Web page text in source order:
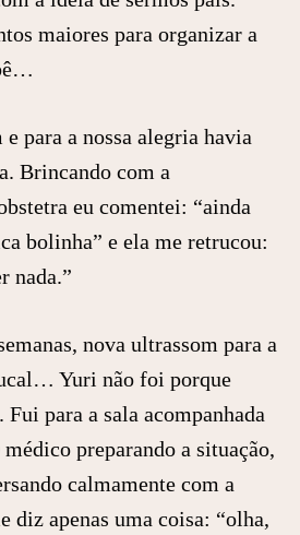
maiores para organizar a
para a nossa alegria havia
Brincando com a
eu comentei: “ainda
bolinha” e ela me retrucou:
nada.”
nova ultrassom para a
Yuri não foi porque
Fui para a sala acompanhada
preparando a situação,
calmamente com a
diz apenas uma coisa: “olha,